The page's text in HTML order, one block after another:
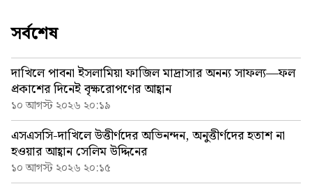
সর্বশেষ
দাখিলে পাবনা ইসলামিয়া ফাজিল মাদ্রাসার অনন্য সাফল্য—ফল
প্রকাশের দিনেই বৃক্ষরোপণের আহ্বান
১০ আগস্ট ২০২৬ ২০:১৯
এসএসসি-দাখিলে উত্তীর্ণদের অভিনন্দন, অনুত্তীর্ণদের হতাশ না
হওয়ার আহ্বান সেলিম উদ্দিনের
১০ আগস্ট ২০২৬ ২০:১৫